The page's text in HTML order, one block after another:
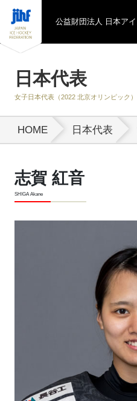
公益財団法人 日本ア
日本代表
女子日本代表（2022 北京オリンピック）
HOME 日本代表
志賀 紅音
SHIGA Akane